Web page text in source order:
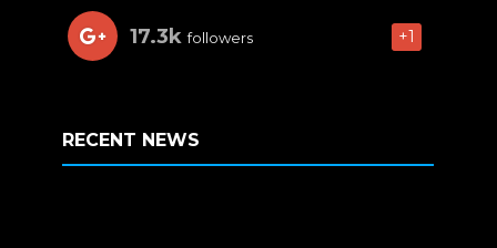
17.3k followers +1
RECENT NEWS